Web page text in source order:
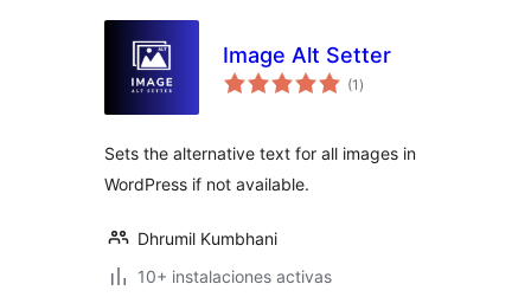
Image Alt Setter
(1 valoraciones
en
)
Sets the alternative text for all images in
WordPress if not available.
Dhrumil Kumbhani
10+ instalaciones activas